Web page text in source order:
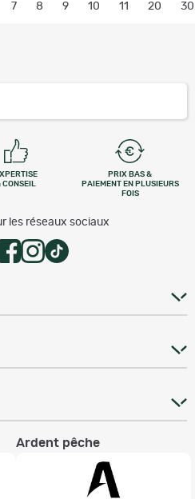
7 8 9 10 11 20 30
CONSEIL
PRIX BAS &
PAIEMENT EN PLUSIEURS
FOIS
les réseaux sociaux
Ardent pêche